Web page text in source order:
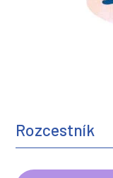
Rozcestník